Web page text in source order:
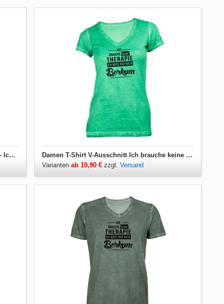
Damen T-Shirt Ich brauche keine Therapie - Ich muss nur nach Borkum
Damen T-Shirt V-Ausschnitt Ich brauche keine Therapie - Ich muss nur nach Borkum
Variantenab 19,90 € zzgl.Versand